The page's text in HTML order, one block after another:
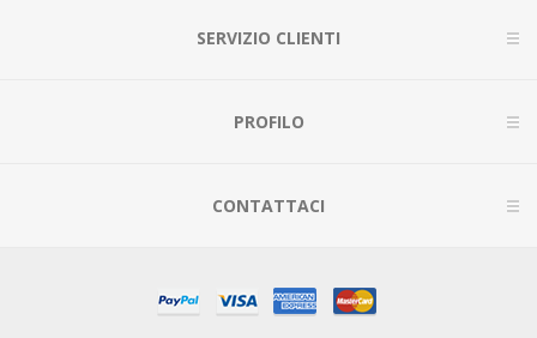
SERVIZIO CLIENTI
PROFILO
CONTATTACI